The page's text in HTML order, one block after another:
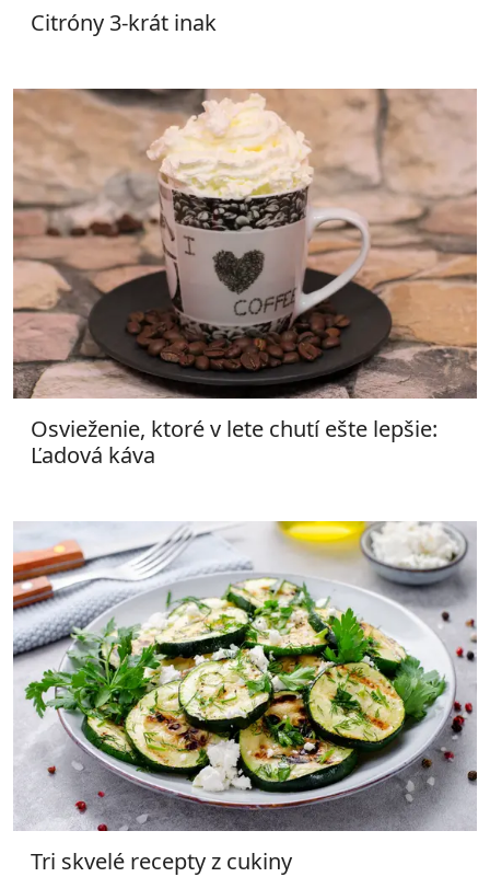
Citróny 3-krát inak
Osvieženie, ktoré v lete chutí ešte lepšie:
Ľadová káva
Tri skvelé recepty z cukiny